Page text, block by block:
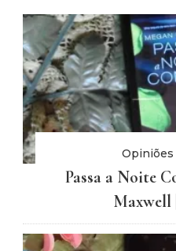
Opiniões
Passa a Noite
Maxwell